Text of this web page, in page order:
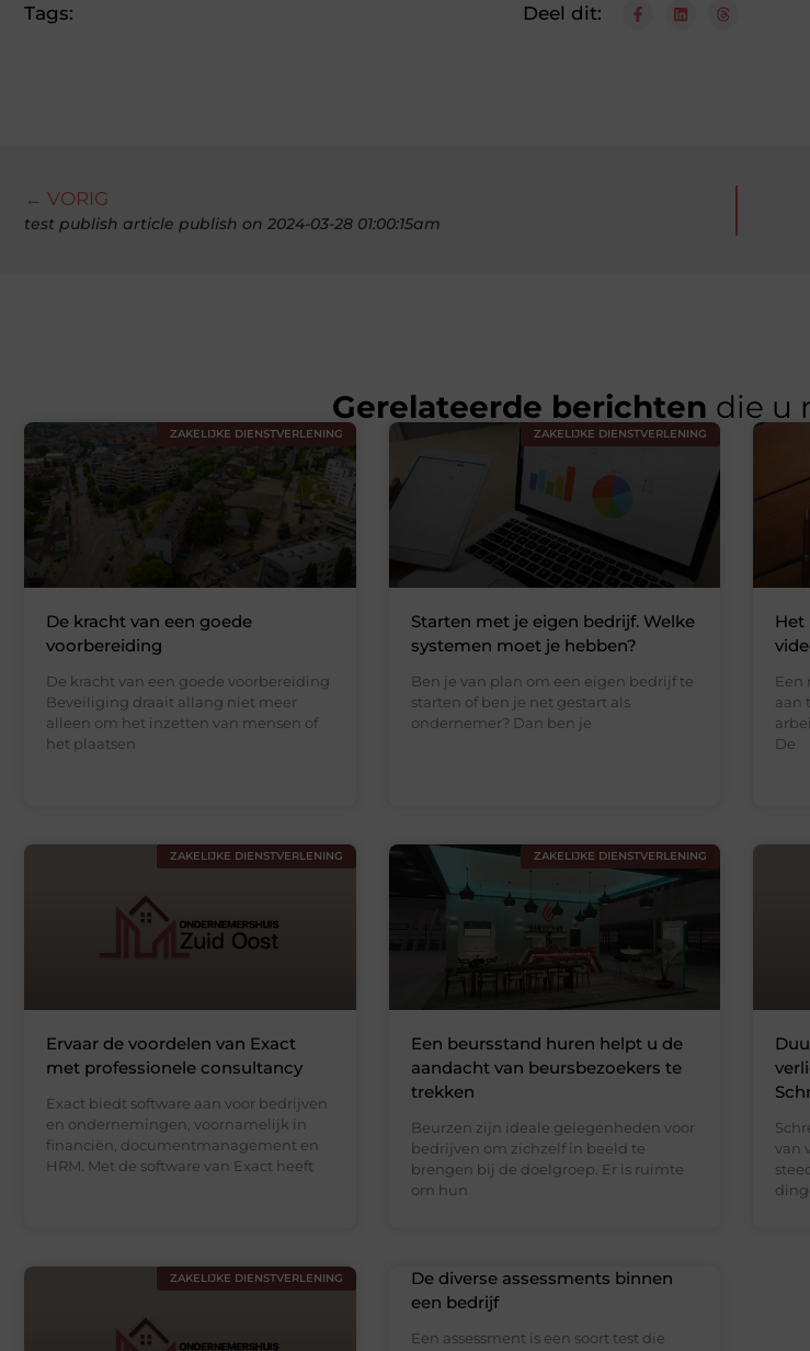
Tags: Deel dit:
← VORIG
test publish article publish on 2024-03-28 01:00:15am
Gerelateerde berichten die u
ZAKELIJKE DIENSTVERLENING
De kracht van een goede
voorbereiding
De kracht van een goede voorbereiding
Beveiliging draait allang niet meer
alleen om het inzetten van mensen of
het plaatsen
ZAKELIJKE DIENSTVERLENING
Starten met je eigen bedrijf. Welke
systemen moet je hebben?
Ben je van plan om een eigen bedrijf te
starten of ben je net gestart als
ondernemer? Dan ben je
Het
Een
aan
De
ZAKELIJKE DIENSTVERLENING
Ervaar de voordelen van Exact
met professionele consultancy
Exact biedt software aan voor bedrijven
en ondernemingen, voornamelijk in
financiën, documentmanagement en
HRM. Met de software van Exact heeft
ZAKELIJKE DIENSTVERLENING
Een beursstand huren helpt u de
aandacht van beursbezoekers te
trekken
Beurzen zijn ideale gelegenheden voor
bedrijven om zichzelf in beeld te
brengen bij de doelgroep. Er is ruimte
om hun
van
ZAKELIJKE DIENSTVERLENING
De diverse assessments binnen
een bedrijf
Een assessment is een soort test die